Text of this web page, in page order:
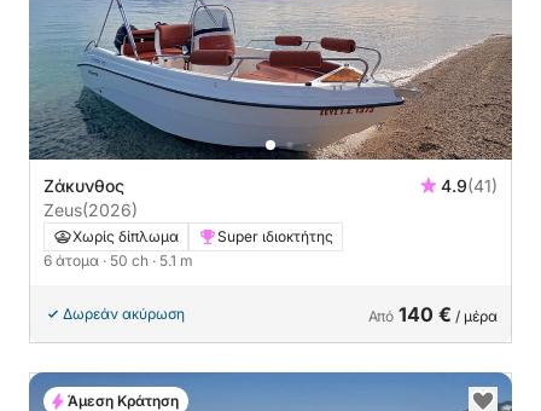
Ζάκυνθος 4.9(41)
Zeus(2026)
Χωρίς δίπλωμα
Super ιδιοκτήτης
6 άτομα · 50 ch · 5.1 m
Δωρεάν ακύρωση Από 140 € / μέρα
Άμεση Κράτηση